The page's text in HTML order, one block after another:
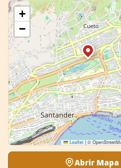
+
−
Leaflet |©
Abrir